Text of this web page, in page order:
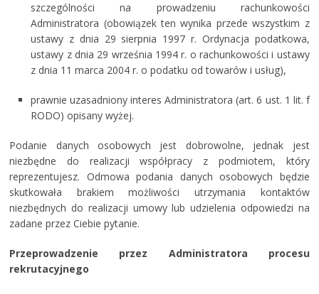
szczególności na prowadzeniu rachunkowości
Administratora (obowiązek ten wynika przede wszystkim z
ustawy z dnia 29 sierpnia 1997 r. Ordynacja podatkowa,
ustawy z dnia 29 września 1994 r. o rachunkowości i ustawy
z dnia 11 marca 2004 r. o podatku od towarów i usług),
prawnie uzasadniony interes Administratora (art. 6 ust. 1 lit. f
RODO) opisany wyżej.
Podanie danych osobowych jest dobrowolne, jednak jest
niezbędne do realizacji współpracy z podmiotem, który
reprezentujesz. Odmowa podania danych osobowych będzie
skutkowała brakiem możliwości utrzymania kontaktów
niezbędnych do realizacji umowy lub udzielenia odpowiedzi na
zadane przez Ciebie pytanie.
Przeprowadzenie przez Administratora procesu
rekrutacyjnego